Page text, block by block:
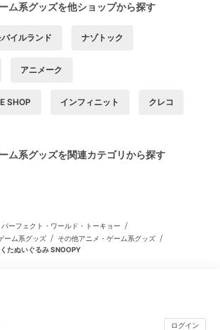
ム系グッズを他ショップから探す
バイルランド ナゾトック
アニメーク
SHOP インフィニット クレコ
ム系グッズを関連カテゴリから探す
パーフェクト・ワールド・トーキョー /
ーム系グッズ / その他アニメ・ゲーム系グッズ /
たぬいぐるみ SNOOPY
ログイン